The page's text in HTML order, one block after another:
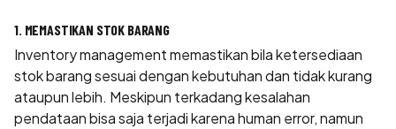
1. MEMASTIKAN STOK BARANG
Inventory management memastikan bila ketersediaan
stok barang sesuai dengan kebutuhan dan tidak kurang
ataupun lebih. Meskipun terkadang kesalahan
pendataan bisa saja terjadi karena human error, namun